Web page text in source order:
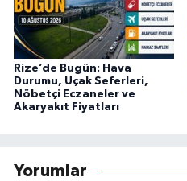
Rize’de Bugün: Hava
Durumu, Uçak Seferleri,
Nöbetçi Eczaneler ve
Akaryakıt Fiyatları
Yorumlar